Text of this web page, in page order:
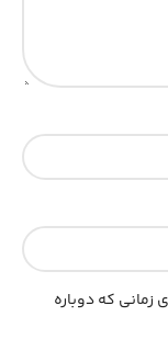
زمانی که دوباره